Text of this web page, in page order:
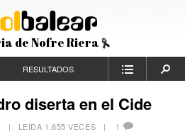
de Nofre Riera
RESULTADOS
diserta en el Cide
| LEÍDA 1.655 VECES | 1